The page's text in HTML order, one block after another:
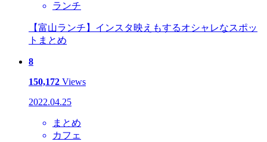
ランチ
【富山ランチ】インスタ映えもするオシャレなスポッ
トまとめ
8
150,172 Views
2022.04.25
まとめ
カフェ